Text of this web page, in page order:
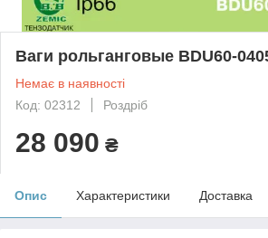
Ваги рольганговые BDU60-
Немає в наявності
Код: 02312
Роздріб
28 090 ₴
Опис Характеристики Доставка